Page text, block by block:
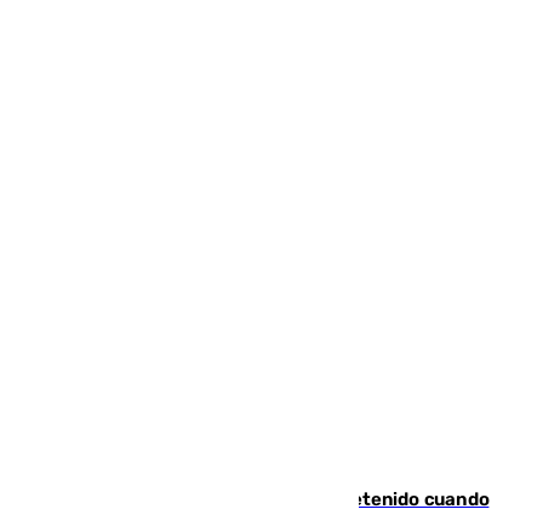
Mata a su expareja en Murcia y es detenido cuando